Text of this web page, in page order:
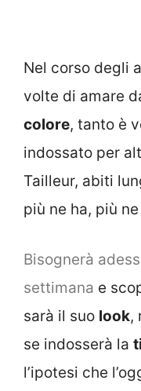
Nel corso degli
volte di amare
colore, tanto è
indossato per
Tailleur, abiti
più ne ha, più
Bisognerà
settimana e
sarà il suo look,
se indosserà la
l’ipotesi che